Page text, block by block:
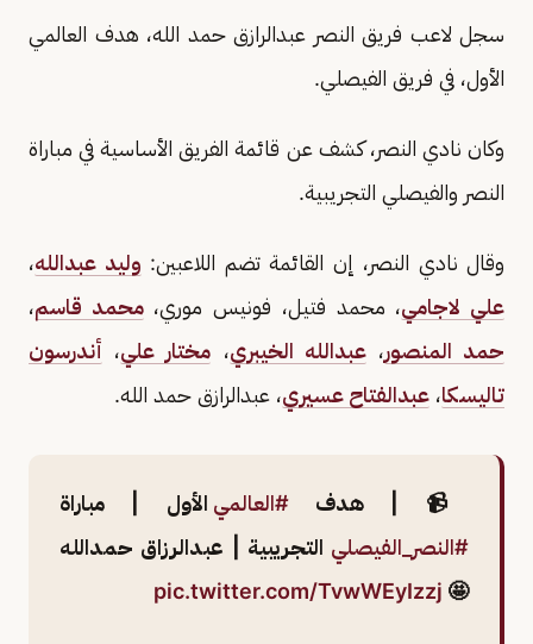
سجل لاعب فريق النصر عبدالرازق حمد الله، هدف العالمي
الأول، في فريق الفيصلي.
وكان نادي النصر، كشف عن قائمة الفريق الأساسية في مباراة
النصر والفيصلي التجريبية.
وقال نادي النصر، إن القائمة تضم اللاعبين: وليد عبدالله،
علي لاجامي، محمد فتيل، فونيس موري،محمد قاسم،
حمد المنصور،عبدالله الخيبري، مختار علي، أندرسون
تاليسكا، عبدالفتاح عسيري، عبدالرازق حمد الله.
📹 | هدف#العالمي الأول | مباراة
#النصر_الفيصلي التجريبية | عبدالرزاق حمدالله
🤩
pic.twitter.com/TvwWEyIzzj